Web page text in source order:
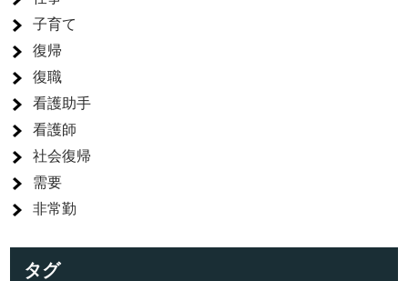
子育て
復帰
復職
看護助手
看護師
社会復帰
需要
非常勤
タグ